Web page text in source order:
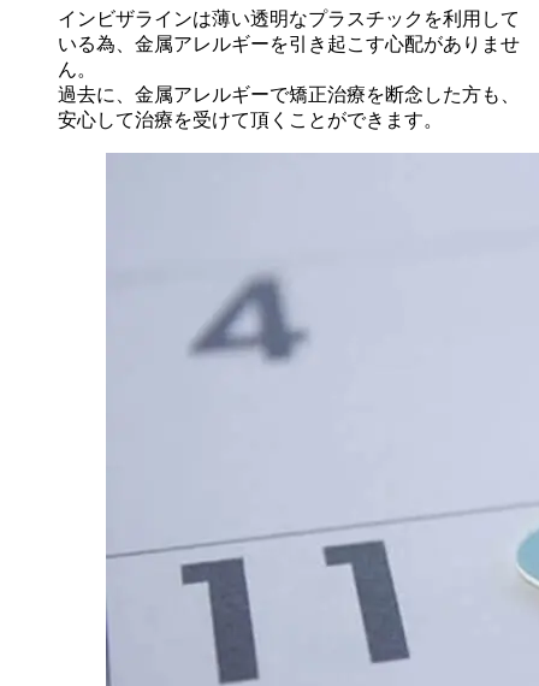
インビザラインは薄い透明なプラスチックを利用して
いる為、金属アレルギーを引き起こす心配がありませ
ん。
過去に、金属アレルギーで矯正治療を断念した方も、
安心して治療を受けて頂くことができます。